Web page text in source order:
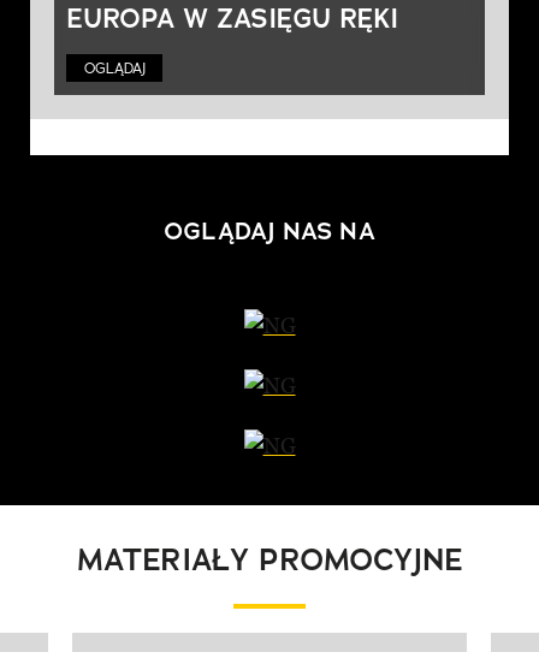
EUROPA W ZASIĘGU RĘKI
OGLĄDAJ
OGLĄDAJ NAS NA
MATERIAŁY PROMOCYJNE